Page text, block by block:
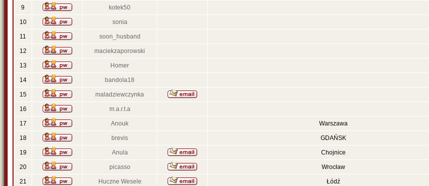
9 kotek50
10 sonia
11 soon_husband
12 maciekzaporowski
13 Homer
14 bandola18
15 maladziewczynka
16 m.a.r.t.a
17 Anouk Warszawa
18 brevis GDAŃSK
19 Anula Chojnice
20 picasso Wrocław
21 Huczne Wesele Łódź